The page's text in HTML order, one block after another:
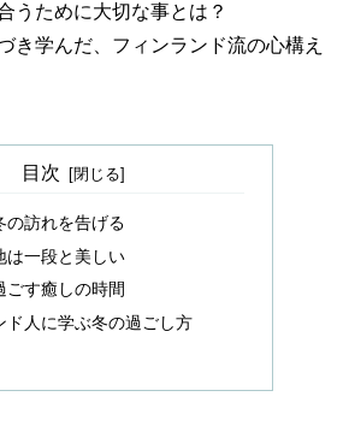
うために大切な事とは？
き学んだ、フィンランド流の心構え
目次
の訪れを告げる
は一段と美しい
ごす癒しの時間
ド人に学ぶ冬の過ごし方